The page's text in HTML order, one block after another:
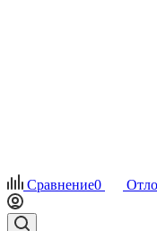
Сравнение0